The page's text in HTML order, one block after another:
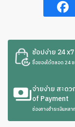
ช้อปง่าย 24 x7
ซื้อของได้ตลอด 24
จ่ายง่าย สะดว
of Payment
ช่องทางชำระเงินหล